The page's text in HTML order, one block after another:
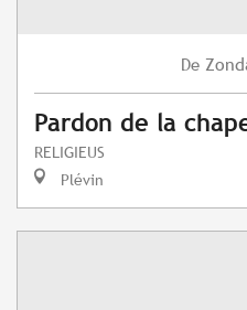
De
Pardon de la
RELIGIEUS
Plévin